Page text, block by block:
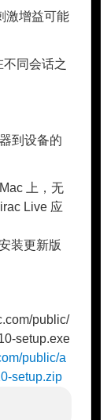
激增益可能
同会话之
到设备的
上，无
Live 应
装更新版
public/
setup.exe
public/a
setup.zip